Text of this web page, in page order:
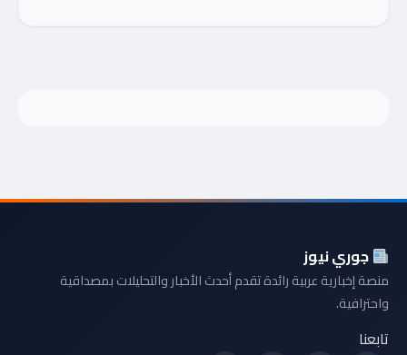
جوري نيوز
منصة إخبارية عربية رائدة تقدم أحدث الأخبار والتحليلات بمصداقية
واحترافية.
تابعنا